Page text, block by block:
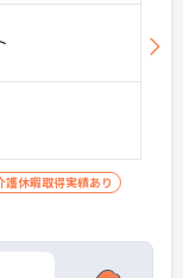
護休暇取得実績あり